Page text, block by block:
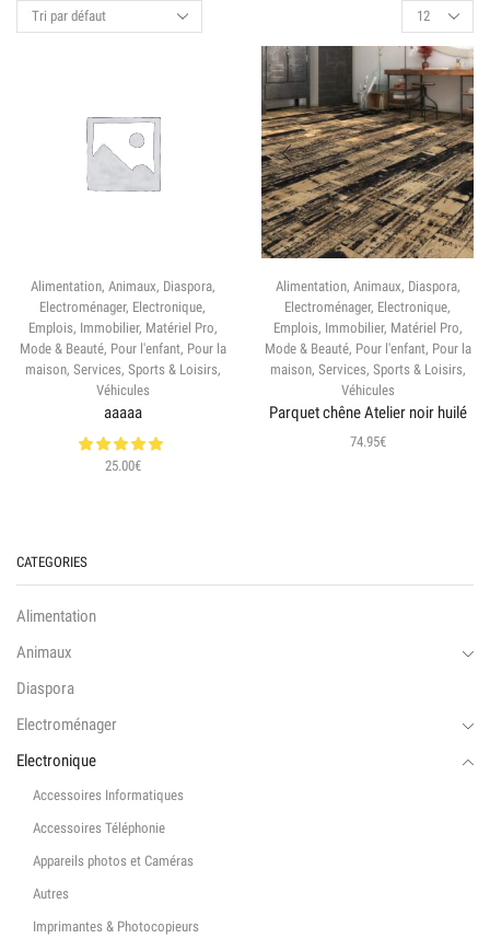
Alimentation, Animaux, Diaspora,
Electroménager, Electronique,
Emplois, Immobilier, Matériel Pro,
Mode & Beauté, Pour l'enfant, Pour la
maison, Services, Sports & Loisirs,
Véhicules
aaaaa
25.00€
Alimentation, Animaux, Diaspora,
Electroménager, Electronique,
Emplois, Immobilier, Matériel Pro,
Mode & Beauté, Pour l'enfant, Pour la
maison, Services, Sports & Loisirs,
Véhicules
Parquet chêne Atelier noir huilé
74.95€
CATEGORIES
Alimentation
Animaux
Diaspora
Electroménager
Electronique
Accessoires Informatiques
Accessoires Téléphonie
Appareils photos et Caméras
Autres
Imprimantes & Photocopieurs